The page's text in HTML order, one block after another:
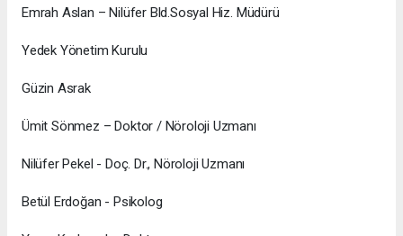
Emrah Aslan – Nilüfer Bld.Sosyal Hiz. Müdürü
Yedek Yönetim Kurulu
Güzin Asrak
Ümit Sönmez – Doktor / Nöroloji Uzmanı
Nilüfer Pekel - Doç. Dr., Nöroloji Uzmanı
Betül Erdoğan - Psikolog